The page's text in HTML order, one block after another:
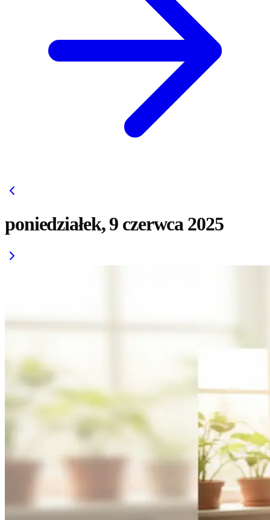
poniedziałek, 9 czerwca 2025